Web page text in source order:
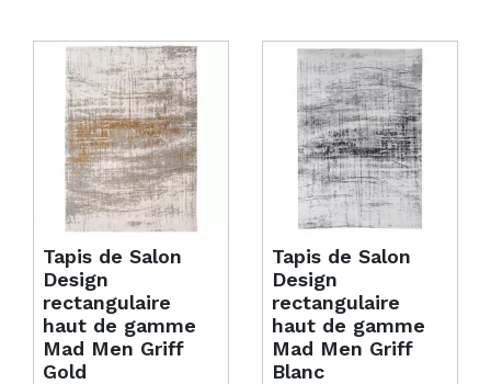
Tapis de Salon
Design
rectangulaire
haut de gamme
Mad Men Griff
Gold
Tapis de Salon
Design
rectangulaire
haut de gamme
Mad Men Griff
Blanc